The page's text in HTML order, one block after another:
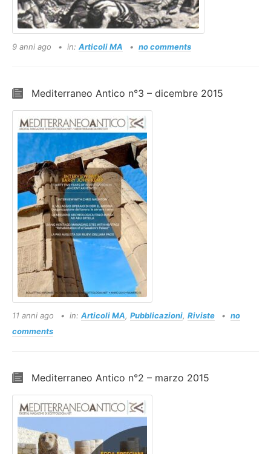
9 anni ago in: Articoli MA no comments
Mediterraneo Antico n°3 – dicembre 2015
11 anni ago in: Articoli MA, Pubblicazioni, Riviste
no
comments
Mediterraneo Antico n°2 – marzo 2015